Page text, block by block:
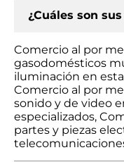
¿Cuáles son
Comercio al por
gasodomésticos
iluminación en
Comercio al por
sonido y de video
especializados,
partes y piezas